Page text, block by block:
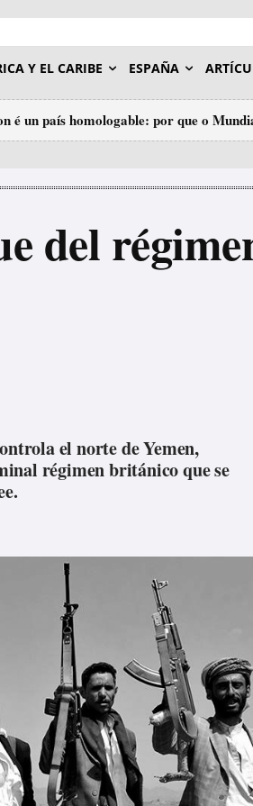
Y EL CARIBE ESPAÑA
é un país homologable: por que o
del
el norte de Yemen,
régimen británico que se